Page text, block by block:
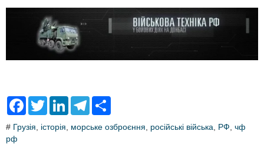
F
e
T
t
L
k
T
e
r
# Грузія історія морське озброєння російські війська РФ чф
рф